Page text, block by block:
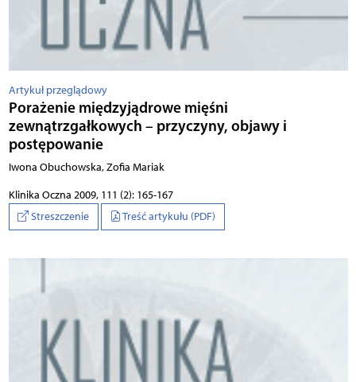
Artykuł przeglądowy
Porażenie międzyjądrowe mięśni
zewnątrzgałkowych – przyczyny, objawy i
postępowanie
Iwona Obuchowska, Zofia Mariak
Klinika Oczna 2009, 111 (2): 165-167
Streszczenie
Treść artykułu (PDF)